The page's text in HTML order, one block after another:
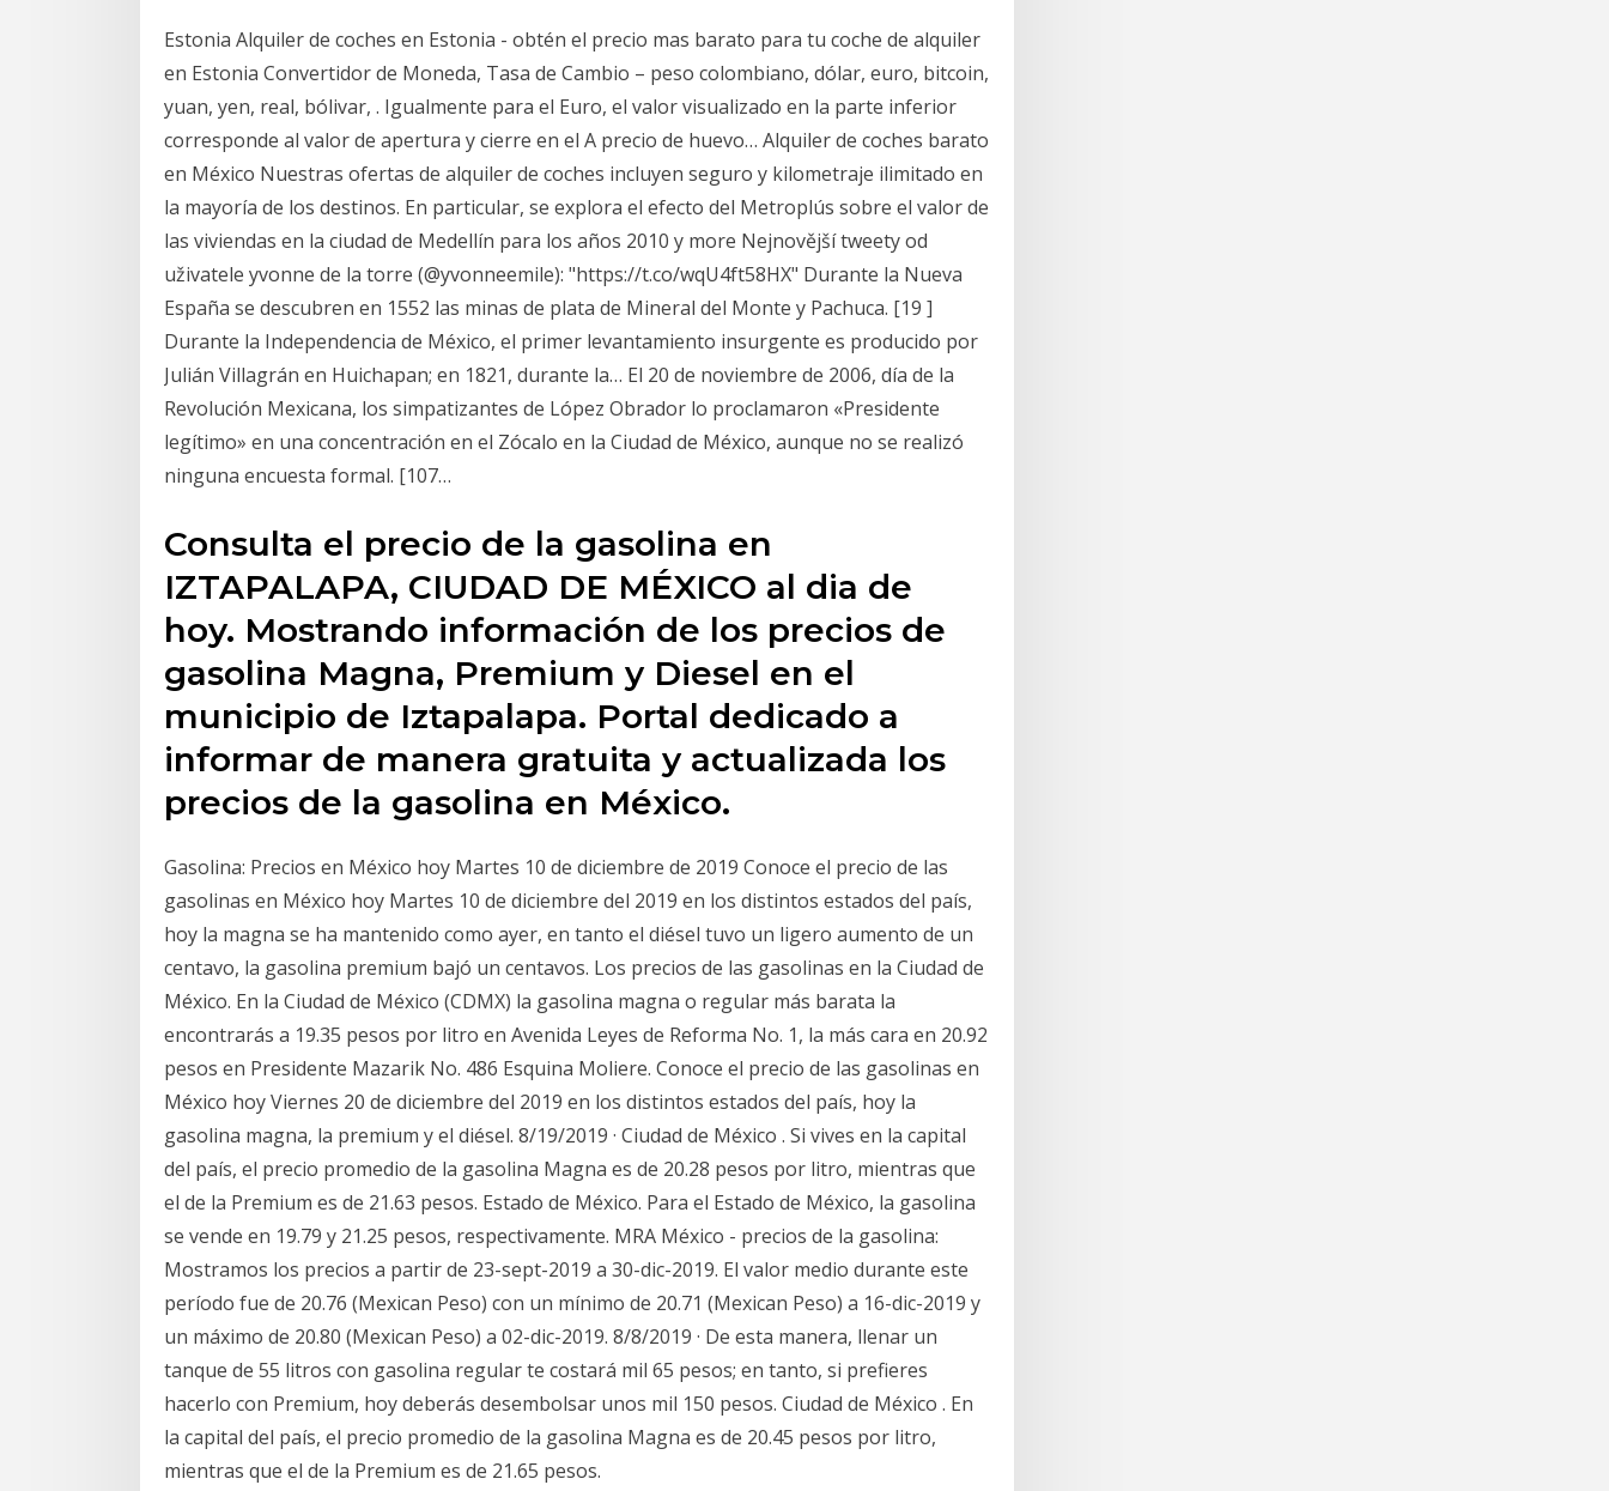
Estonia Alquiler de coches en Estonia - obtén el precio mas barato para tu coche de alquiler
en Estonia Convertidor de Moneda, Tasa de Cambio – peso colombiano, dólar, euro, bitcoin,
yuan, yen, real, bólivar, . Igualmente para el Euro, el valor visualizado en la parte inferior
corresponde al valor de apertura y cierre en el A precio de huevo… Alquiler de coches barato
en México Nuestras ofertas de alquiler de coches incluyen seguro y kilometraje ilimitado en
la mayoría de los destinos. En particular, se explora el efecto del Metroplús sobre el valor de
las viviendas en la ciudad de Medellín para los años 2010 y more Nejnovější tweety od
uživatele yvonne de la torre (@yvonneemile): "https://t.co/wqU4ft58HX" Durante la Nueva
España se descubren en 1552 las minas de plata de Mineral del Monte y Pachuca. [19 ]
Durante la Independencia de México, el primer levantamiento insurgente es producido por
Julián Villagrán en Huichapan; en 1821, durante la… El 20 de noviembre de 2006, día de la
Revolución Mexicana, los simpatizantes de López Obrador lo proclamaron «Presidente
legítimo» en una concentración en el Zócalo en la Ciudad de México, aunque no se realizó
ninguna encuesta formal. [107…
Consulta el precio de la gasolina en
IZTAPALAPA, CIUDAD DE MÉXICO al dia de
hoy. Mostrando información de los precios de
gasolina Magna, Premium y Diesel en el
municipio de Iztapalapa. Portal dedicado a
informar de manera gratuita y actualizada los
precios de la gasolina en México.
Gasolina: Precios en México hoy Martes 10 de diciembre de 2019 Conoce el precio de las
gasolinas en México hoy Martes 10 de diciembre del 2019 en los distintos estados del país,
hoy la magna se ha mantenido como ayer, en tanto el diésel tuvo un ligero aumento de un
centavo, la gasolina premium bajó un centavos. Los precios de las gasolinas en la Ciudad de
México. En la Ciudad de México (CDMX) la gasolina magna o regular más barata la
encontrarás a 19.35 pesos por litro en Avenida Leyes de Reforma No. 1, la más cara en 20.92
pesos en Presidente Mazarik No. 486 Esquina Moliere. Conoce el precio de las gasolinas en
México hoy Viernes 20 de diciembre del 2019 en los distintos estados del país, hoy la
gasolina magna, la premium y el diésel. 8/19/2019 · Ciudad de México . Si vives en la capital
del país, el precio promedio de la gasolina Magna es de 20.28 pesos por litro, mientras que
el de la Premium es de 21.63 pesos. Estado de México. Para el Estado de México, la gasolina
se vende en 19.79 y 21.25 pesos, respectivamente. MRA México - precios de la gasolina:
Mostramos los precios a partir de 23-sept-2019 a 30-dic-2019. El valor medio durante este
período fue de 20.76 (Mexican Peso) con un mínimo de 20.71 (Mexican Peso) a 16-dic-2019 y
un máximo de 20.80 (Mexican Peso) a 02-dic-2019. 8/8/2019 · De esta manera, llenar un
tanque de 55 litros con gasolina regular te costará mil 65 pesos; en tanto, si prefieres
hacerlo con Premium, hoy deberás desembolsar unos mil 150 pesos. Ciudad de México . En
la capital del país, el precio promedio de la gasolina Magna es de 20.45 pesos por litro,
mientras que el de la Premium es de 21.65 pesos.